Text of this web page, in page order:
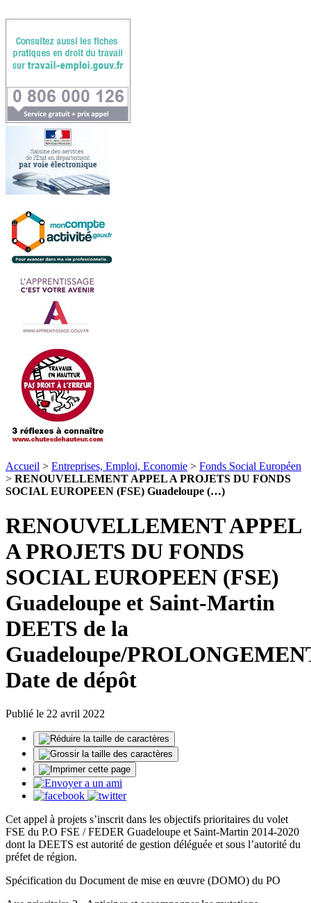
Accueil > Entreprises, Emploi, Economie > Fonds Social Européen
> RENOUVELLEMENT APPEL A PROJETS DU FONDS
SOCIAL EUROPEEN (FSE) Guadeloupe (…)
RENOUVELLEMENT APPEL
A PROJETS DU FONDS
SOCIAL EUROPEEN (FSE)
Guadeloupe et Saint-Martin
DEETS de la
Guadeloupe/
Date de dépôt
Publié le 22 avril 2022
Cet appel à projets s’inscrit dans les objectifs prioritaires du volet
FSE du P.O FSE / FEDER Guadeloupe et Saint-Martin 2014-2020
dont la DEETS est autorité de gestion déléguée et sous l’autorité du
préfet de région.
Spécification du Document de mise en œuvre (DOMO) du PO